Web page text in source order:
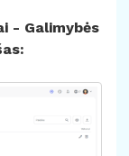
- Galimybės